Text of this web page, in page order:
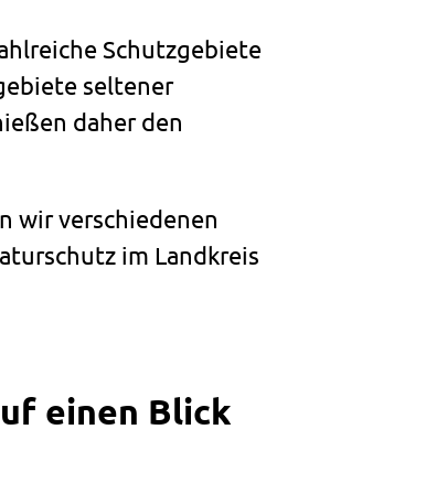
Schutzgebiete
seltener
daher den
wir verschiedenen
im Landkreis
einen Blick